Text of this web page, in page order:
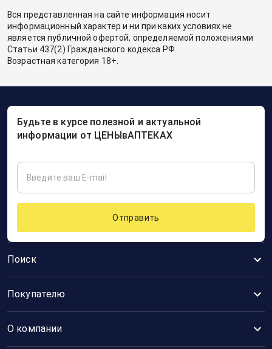
Вся представленная на сайте информация носит
информационный характер и ни при каких условиях не
является публичной офертой, определяемой положениями
Статьи 437(2) Гражданского кодекса РФ.
Возрастная категория 18+.
Поиск
Покупателю
О компании
Будьте в курсе полезной и актуальной
информации от ЦЕНЫвАПТЕКАХ
Отправить